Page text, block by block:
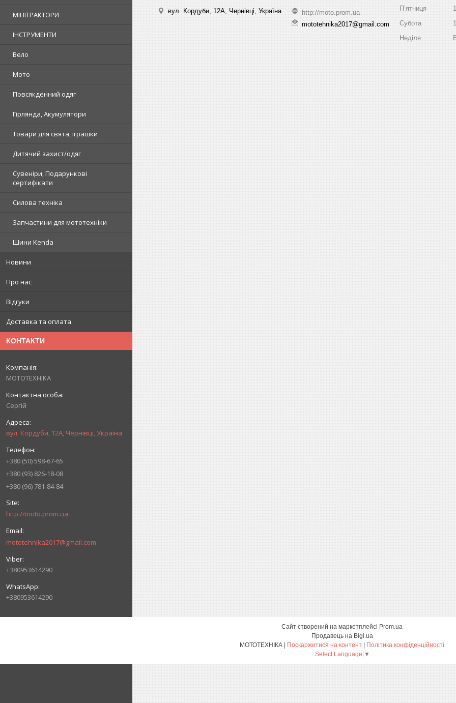
МІНІТРАКТОРИ
ІНСТРУМЕНТИ
Вело
Мото
Повсякденний одяг
Гірлянда, Акумулятори
Товари для свята, іграшки
Дитячий захист/одяг
Сувеніри, Подарункові
сертифікати
Силова техніка
Запчастини для мототехніки
Шини Kenda
Новини
Про нас
Відгуки
Доставка та оплата
КОНТАКТИ
МОТОТЕХНІКА
Сергій
вул. Кордуби, 12А, Чернівці, Україна
+380 (50) 598-67-65
+380 (93) 826-18-08
+380 (96) 781-84-84
http://moto.prom.ua
mototehnika2017@gmail.com
+380953614290
+380953614290
вул. Кордуби, 12А, Чернівці, Україна
http://moto.prom.ua
mototehnika2017@gmail.com
Пʼятниця
Субота
Неділя
Сайт створений на маркетплейсі Prom.ua
Продавець на Bigl.ua
МОТОТЕХНІКА | Поскаржитися на контент | Політика конфіденційності
Select Language ▼